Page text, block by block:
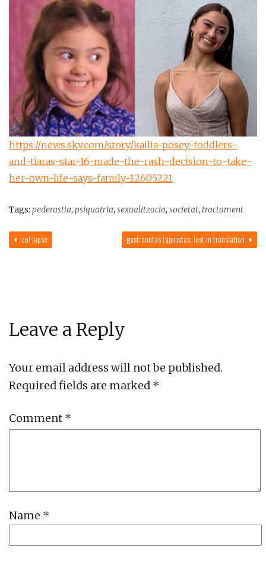
https://news.sky.com/story/kailia-posey-toddlers-
and-tiaras-star-16-made-the-rash-decision-to-take-
her-own-life-says-family-12605221
Tags: pederastia, psiquatria, sexualitzacio, societat, tractament
gastronotas tapiristas: lost in translation
col·lapse
Leave a Reply
Your email address will not be published.
Required fields are marked *
Comment *
Name *